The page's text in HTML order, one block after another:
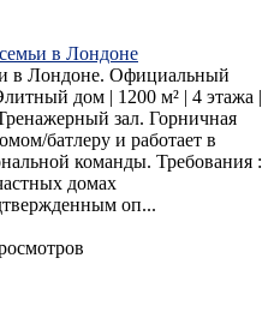
в Лондоне
в Лондоне. Официальный
дом | 1200 м² | 4 этажа |
зал. Горничная
батлеру и работает в
команды. Требования :
домах
оп...